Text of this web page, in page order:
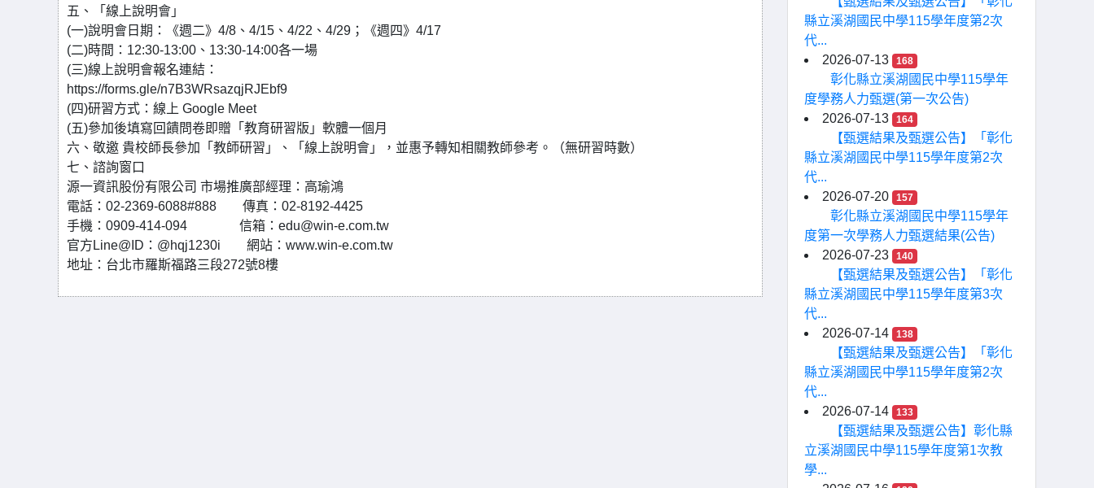
五、「線上說明會」
(一)說明會日期：《週二》4/8、4/15、4/22、4/29；《週四》4/17
(二)時間：12:30-13:00、13:30-14:00各一場
(三)線上說明會報名連結：
https://forms.gle/n7B3WRsazqjRJEbf9
(四)研習方式：線上 Google Meet
(五)參加後填寫回饋問卷即贈「教育研習版」軟體一個月
六、敬邀 貴校師長參加「教師研習」、「線上說明會」，並惠予轉知相關教師參考。（無研習時數）
七、諮詢窗口
源一資訊股份有限公司 市場推廣部經理：高瑜鴻
電話：02-2369-6088#888 傳真：02-8192-4425
手機：0909-414-094 信箱：edu@win-e.com.tw
官方Line@ID：@hqj1230i 網站：www.win-e.com.tw
地址：台北市羅斯福路三段272號8樓
縣立溪湖國民中學115學年度第2次
代...
2026-07-13
168
彰化縣立溪湖國民中學115學年
度學務人力甄選(第一次公告)
2026-07-13
164
【甄選結果及甄選公告】「彰化
縣立溪湖國民中學115學年度第2次
代...
2026-07-20
157
彰化縣立溪湖國民中學115學年
度第一次學務人力甄選結果(公告)
2026-07-23
140
【甄選結果及甄選公告】「彰化
縣立溪湖國民中學115學年度第3次
代...
2026-07-14
138
【甄選結果及甄選公告】「彰化
縣立溪湖國民中學115學年度第2次
代...
2026-07-14
133
【甄選結果及甄選公告】彰化縣
立溪湖國民中學115學年度第1次教
學...